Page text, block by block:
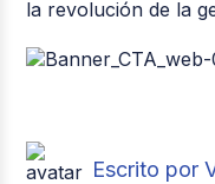
la revolución de la
Escrito por